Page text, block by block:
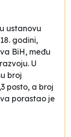
ustanovu
godini,
BiH, među
U
broj
posto, a broj
porastao je